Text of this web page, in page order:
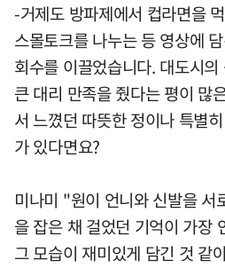
-거제도 방파제에서 컵라면을
스몰토크를 나누는 등 영상에
회수를 이끌었습니다. 대도시
큰 대리 만족을 줬다는 평이 많
서 느꼈던 따뜻한 정이나 특별
가 있다면요?
미나미 "원이 언니와 신발을 서
을 잡은 채 걸었던 기억이 가장
그 모습이 재미있게 담긴 것 같